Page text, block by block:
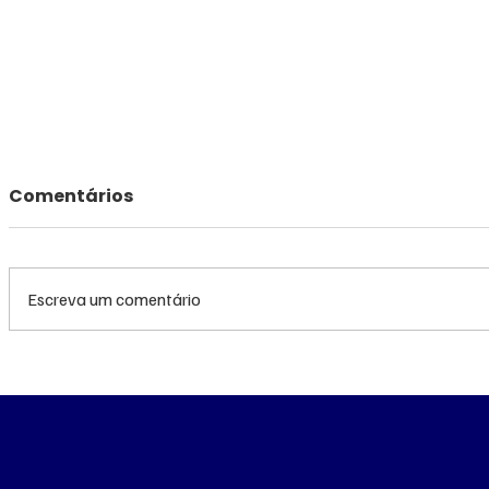
suspeita de usar
lembra
Comentários
Escreva um comentário